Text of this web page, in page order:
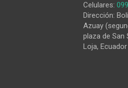
Celulares:
Dirección:
Azuay
plaza de San
Loja, Ecuador